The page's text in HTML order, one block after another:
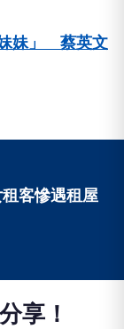
妹」 蔡英文
客慘遇租屋
分享！